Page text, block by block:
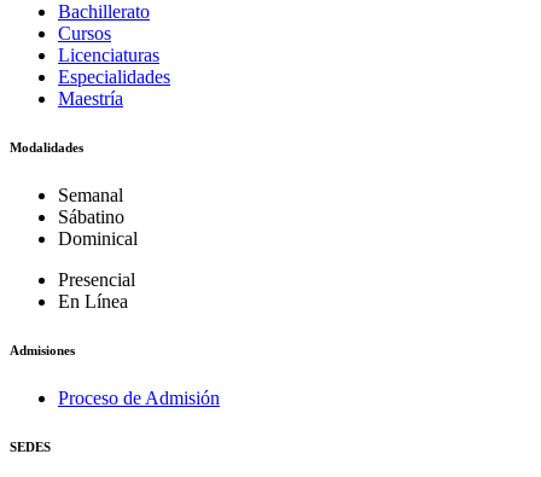
Bachillerato
Cursos
Licenciaturas
Especialidades
Maestría
Modalidades
Semanal
Sábatino
Dominical
Presencial
En Línea
Admisiones
Proceso de Admisión
SEDES